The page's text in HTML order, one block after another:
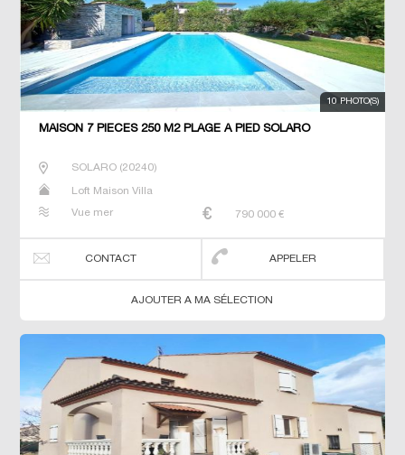
10 PHOTO(S)
MAISON 7 PIECES 250 M2 PLAGE À PIED SOLARO
SOLARO(20240)
Loft Maison Villa
Vue mer 790 000 €
CONTACT APPELER
AJOUTER A MA SÉLECTION